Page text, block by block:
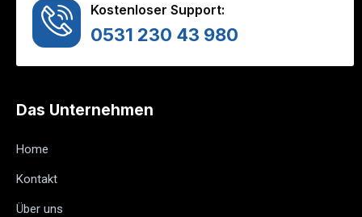
Kostenloser Support:
0531 230 43 980
Das Unternehmen
Home
Kontakt
Über uns